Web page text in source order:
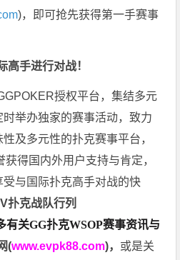
)，即可抢先获得第一手赛事
高手进行对战！
授权平台，集结多元
举办独家的赛事活动，致力
及多元性的扑克赛事平台，
得国内外用户支持与肯定，
与国际扑克高手对战的快
扑克战队行列
有关GG扑克WSOP赛事资讯与
(www.evpk88.com)， 或是关